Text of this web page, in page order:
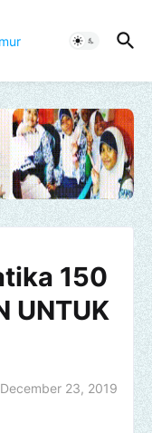
150
UNTUK
December 23, 2019